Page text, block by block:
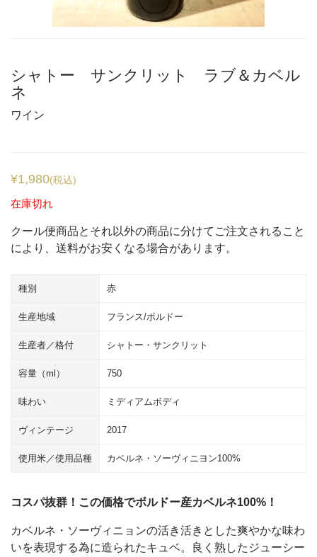
シャトー サンクリット ラブ＆カベル
ネ
ワイン
¥1,980(税込)
在庫切れ
クール便商品とそれ以外の商品に分けてご注文されること
により、送料がお安くなる場合があります。
種別 赤
生産地域 フランス/ボルドー
生産者／格付 シャトー・サンクリット
容量（ml） 750
味わい ミディアムボディ
ヴィンテージ 2017
使用米／使用品種 カベルネ・ソーヴィニヨン100%
コスパ抜群！この価格でボルドー産カベルネ100%！
カベルネ・ソーヴィニョンの活き活きとした爽やかな味わ
いを表現する為に造られたキュベ。良く熟したジューシー